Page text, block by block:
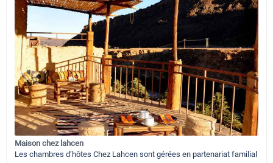
Maison chez lahcen
Les chambres d’hôtes Chez Lahcen sont gérées en partenariat familial